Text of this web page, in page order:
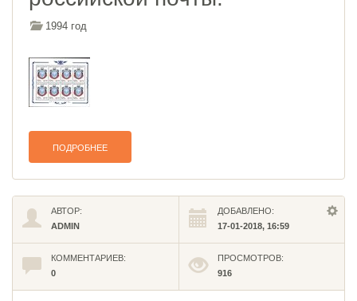
1994 год
ПОДРОБНЕЕ
АВТОР:
ADMIN
ДОБАВЛЕНО:
17-01-2018, 16:59
КОММЕНТАРИЕВ:
0
ПРОСМОТРОВ:
916